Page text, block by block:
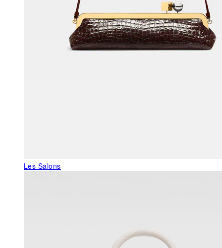
Les Salons